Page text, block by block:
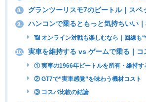
8. グランツーリスモ7のビートル｜スペ
9. ハンコンで乗るともっと気持ちいい
📶 オンライン対戦も楽しむなら｜回線も“
10. 実車を維持する vs ゲームで乗る｜コ
① 実車の1966年ビートルを所有・維持す
② GT7で“実車感覚”を味わう機材コスト
③ コスパ比較の結論